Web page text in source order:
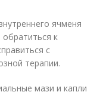
ячменя
обратиться к
с
терапии.
мази и капли